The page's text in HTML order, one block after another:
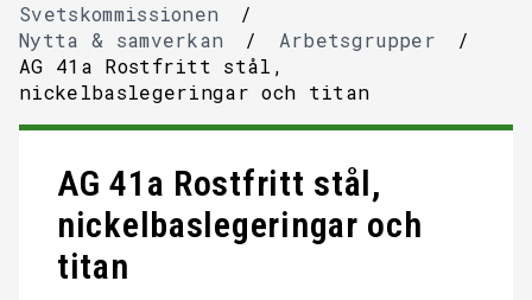
Svetskommissionen
/
Nytta & samverkan
/ Arbetsgrupper
/
AG 41a Rostfritt stål,
nickelbaslegeringar och titan
AG 41a Rostfritt stål,
nickelbaslegeringar och
titan